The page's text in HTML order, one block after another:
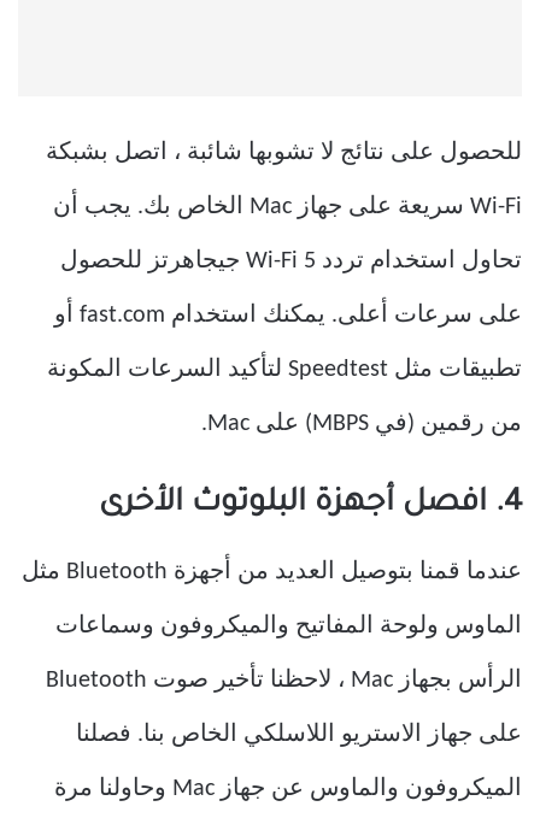
للحصول على نتائج لا تشوبها شائبة ، اتصل بشبكة
Wi-Fi سريعة على جهاز Mac الخاص بك. يجب أن
تحاول استخدام تردد Wi-Fi 5 جيجاهرتز للحصول
على سرعات أعلى. يمكنك استخدام fast.com أو
تطبيقات مثل Speedtest لتأكيد السرعات المكونة
من رقمين (في MBPS) على Mac.
4. افصل أجهزة البلوتوث الأخرى
عندما قمنا بتوصيل العديد من أجهزة Bluetooth مثل
الماوس ولوحة المفاتيح والميكروفون وسماعات
الرأس بجهاز Mac ، لاحظنا تأخير صوت Bluetooth
على جهاز الاستريو اللاسلكي الخاص بنا. فصلنا
الميكروفون والماوس عن جهاز Mac وحاولنا مرة